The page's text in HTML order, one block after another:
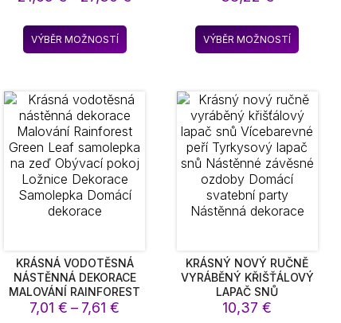
SPÍNAČ MĚSÍČNÍ SVĚTLO
PRO LOŽNICI DEKORACE
NAROZENINOVÝ DÁREK
VÝBĚR MOŽNOSTÍ
Tento
produkt
variant.
Možnosti
lze
vybrat
na
stránce
SUPER MĚKKÁ
PŘIKRÝVKA LUXUSNÍ
PEVNÉ PŘIKRÝVKY NA
VÝBĚR MOŽNOSTÍ
Tento
produkt
variant.
Možnosti
lze
vybrat
produktu
KRÁSNÁ VODOTĚSNÁ
NÁSTĚNNÁ DEKORACE
MALOVÁNÍ RAINFOREST
GREEN LEAF SAMOLEPKA
7,01€ – 7,61€
KRÁSNÝ NOVÝ RUČNĚ
VYRÁBĚNÝ KŘIŠŤÁLOVÝ
LAPAČ SNŮ
VÍCEBAREVNÉ PEŘÍ
10,37€